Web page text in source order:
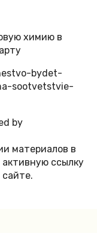
химию в
bydet-
sootvetstvie-
by
материалов в
ссылку